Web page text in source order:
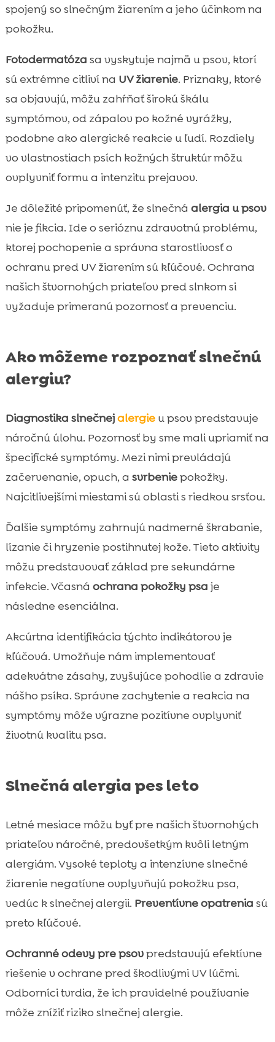
spojený so slnečným žiarením a jeho účinkom na
pokožku.
Fotodermatóza sa vyskytuje najmä u psov, ktorí
sú extrémne citliví na UV žiarenie. Priznaky, ktoré
sa objavujú, môžu zahŕňať širokú škálu
symptómov, od zápalov po kožné vyrážky,
podobne ako alergické reakcie u ľudí. Rozdiely
vo vlastnostiach psích kožných štruktúr môžu
ovplyvniť formu a intenzitu prejavov.
Je dôležité pripomenúť, že slnečná alergia u psov
nie je fikcia. Ide o serióznu zdravotnú problému,
ktorej pochopenie a správna starostlivosť o
ochranu pred UV žiarením sú kľúčové. Ochrana
našich štvornohých priateľov pred slnkom si
vyžaduje primeranú pozornosť a prevenciu.
Ako môžeme rozpoznať slnečnú
alergiu?
Diagnostika slnečnejalergieu psov predstavuje
náročnú úlohu. Pozornosť by sme mali upriamiť na
špecifické symptómy. Mezi nimi prevládajú
začervenanie, opuch, a svrbeniepokožky.
Najcitlivejšími miestami sú oblasti s riedkou srsťou.
Ďalšie symptómy zahrnujú nadmerné škrabanie,
lízanie či hryzenie postihnutej kože. Tieto aktivity
môžu predstavovať základ pre sekundárne
infekcie. Včasná ochrana pokožky psa je
následne esenciálna.
Akcúrtna identifikácia týchto indikátorov je
kľúčová. Umožňuje nám implementovať
adekvátne zásahy, zvyšujúce pohodlie a zdravie
nášho psíka. Správne zachytenie a reakcia na
symptómy môže výrazne pozitívne ovplyvniť
životnú kvalitu psa.
Slnečná alergia pes leto
Letné mesiace môžu byť pre našich štvornohých
priateľov náročné, predovšetkým kvôli letným
alergiám. Vysoké teploty a intenzívne slnečné
žiarenie negatívne ovplyvňujú pokožku psa,
vedúc k slnečnej alergii. Preventívne opatrenia sú
preto kľúčové.
Ochranné odevy pre psovpredstavujú efektívne
riešenie v ochrane pred škodlivými UV lúčmi.
Odborníci tvrdia, že ich pravidelné používanie
môže znížiť riziko slnečnej alergie.